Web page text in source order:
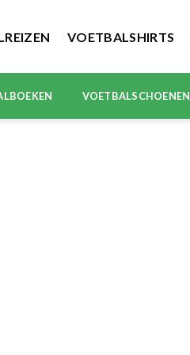
VOETBALSHIRTS
VOETBALSCHOENEN